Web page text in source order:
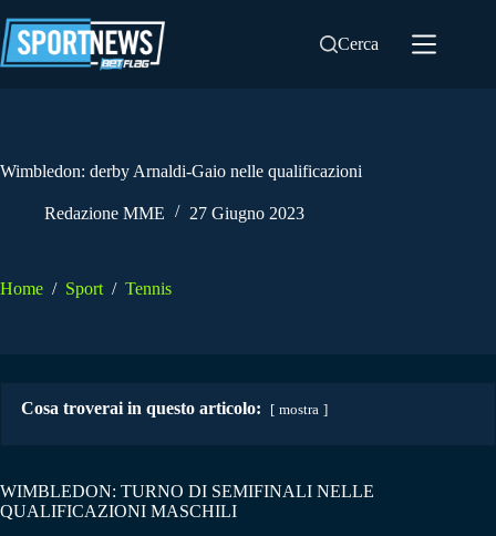
al
contenuto
Cerca
Wimbledon: derby Arnaldi-Gaio nelle qualificazioni
Redazione MME 27 Giugno 2023
Home / Sport / Tennis
Cosa troverai in questo articolo: mostra
WIMBLEDON: TURNO DI SEMIFINALI NELLE
QUALIFICAZIONI MASCHILI